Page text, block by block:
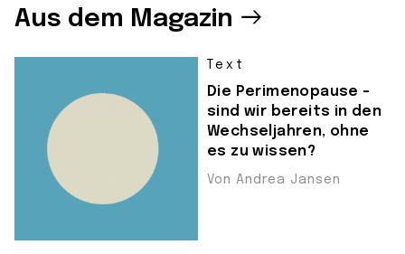
Aus dem Magazin
Text
Die Perimenopause –
sind wir bereits in den
Wechseljahren, ohne
es zu wissen?
Von Andrea Jansen